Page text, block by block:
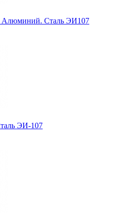
Алюминий. Сталь ЭИ107
ЭИ-107